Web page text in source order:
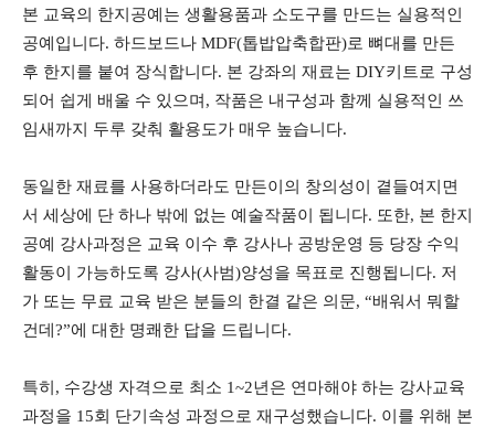
본 교육의 한지공예는 생활용품과 소도구를 만드는 실용적인
공예입니다. 하드보드나 MDF(톱밥압축합판)로 뼈대를 만든
후 한지를 붙여 장식합니다. 본 강좌의 재료는 DIY키트로 구성
되어 쉽게 배울 수 있으며, 작품은 내구성과 함께 실용적인 쓰
임새까지 두루 갖춰 활용도가 매우 높습니다.
동일한 재료를 사용하더라도 만든이의 창의성이 곁들여지면
서 세상에 단 하나 밖에 없는 예술작품이 됩니다. 또한, 본 한지
공예 강사과정은 교육 이수 후 강사나 공방운영 등 당장 수익
활동이 가능하도록 강사(사범)양성을 목표로 진행됩니다. 저
가 또는 무료 교육 받은 분들의 한결 같은 의문, “배워서 뭐할
건데?”에 대한 명쾌한 답을 드립니다.
특히, 수강생 자격으로 최소 1~2년은 연마해야 하는 강사교육
과정을 15회 단기속성 과정으로 재구성했습니다. 이를 위해 본